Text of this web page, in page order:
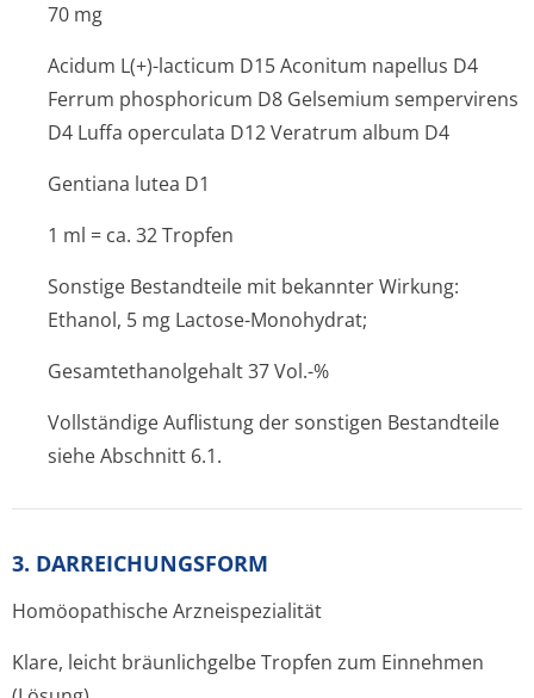
70 mg
Acidum L(+)-lacticum D15 Aconitum napellus D4
Ferrum phosphoricum D8 Gelsemium sempervirens
D4 Luffa operculata D12 Veratrum album D4
Gentiana lutea D1
1 ml = ca. 32 Tropfen
Sonstige Bestandteile mit bekannter Wirkung:
Ethanol, 5 mg Lactose-Monohydrat;
Gesamtethanolgehalt 37 Vol.-%
Vollständige Auflistung der sonstigen Bestandteile
siehe Abschnitt 6.1.
3. DARREICHUNGSFORM
Homöopathische Arzneispezialität
Klare, leicht bräunlichgelbe Tropfen zum Einnehmen